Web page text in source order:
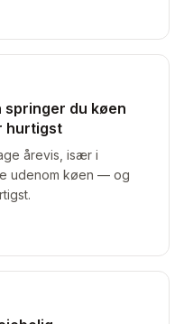
springer du køen
hurtigst
årevis, især i
udenom køen — og